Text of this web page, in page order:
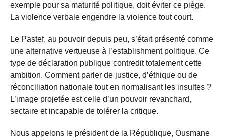
exemple pour sa maturité politique, doit éviter ce piège.
La violence verbale engendre la violence tout court.
Le Pastef, au pouvoir depuis peu, s’était présenté comme
une alternative vertueuse à l’establishment politique. Ce
type de déclaration publique contredit totalement cette
ambition. Comment parler de justice, d’éthique ou de
réconciliation nationale tout en normalisant les insultes ?
L’image projetée est celle d’un pouvoir revanchard,
sectaire et incapable de tolérer la critique.
Nous appelons le président de la République, Ousmane